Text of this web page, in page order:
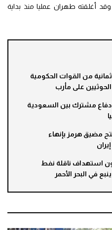
أغلقته طهران عمليا منذ بداية
ثمانية من القوات الحكومية
على مأرب
دفاع مشترك بين السعودية
مضيق هرمز بإنهاء
استهداف ناقلة نفط
في البحر الأحمر